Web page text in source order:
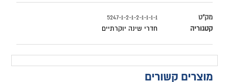
מק"ט
5247-1-2-1-2-1-1-1-1
קטגוריה
חדרי שינה יוקרתיים
מוצרים קשורים